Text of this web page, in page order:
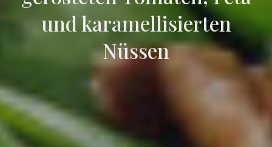
und karamellisierten
Nüssen